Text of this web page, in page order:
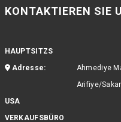
KONTAKTIEREN SIE
HAUPTSITZS
Adresse:
Ahmediye
Arifiye/
USA
VERKAUFSBÜRO